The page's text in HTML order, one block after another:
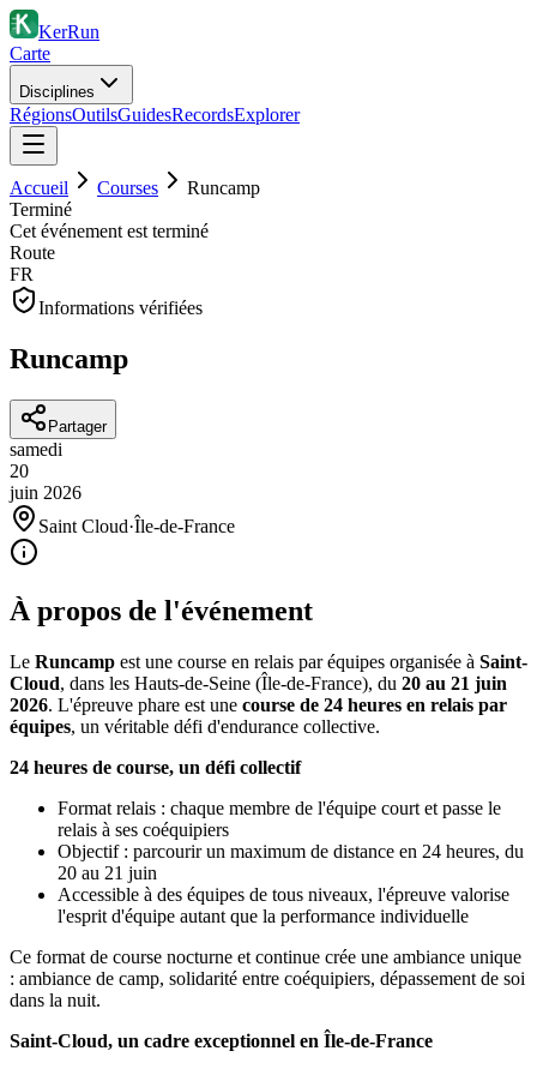
KerRun
Carte
Disciplines
RégionsOutilsGuidesRecordsExplorer
Accueil Courses
Runcamp
Terminé
Cet événement est terminé
Route
FR
Informations vérifiées
Runcamp
Partager
samedi
20
juin 2026
Saint Cloud·Île-de-France
À propos de l'événement
Le Runcamp est une course en relais par équipes organisée à Saint-
Cloud, dans les Hauts-de-Seine (Île-de-France), du 20 au 21 juin
2026. L'épreuve phare est une course de 24 heures en relais par
équipes, un véritable défi d'endurance collective.
24 heures de course, un défi collectif
Format relais : chaque membre de l'équipe court et passe le
relais à ses coéquipiers
Objectif : parcourir un maximum de distance en 24 heures, du
20 au 21 juin
Accessible à des équipes de tous niveaux, l'épreuve valorise
l'esprit d'équipe autant que la performance individuelle
Ce format de course nocturne et continue crée une ambiance unique
: ambiance de camp, solidarité entre coéquipiers, dépassement de soi
dans la nuit.
Saint-Cloud, un cadre exceptionnel en Île-de-France